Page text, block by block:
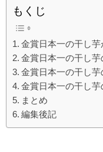
もくじ
金賞日本一の干し芋
金賞日本一の干し芋
金賞日本一の干し芋
金賞日本一の干し
まとめ
編集後記